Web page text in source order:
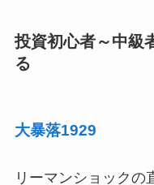
投資初心者～中級
る
大暴落1929
リーマンショックの